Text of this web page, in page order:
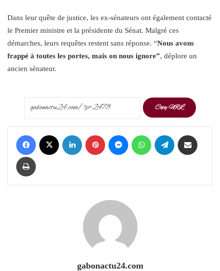
Dans leur quête de justice, les ex-sénateurs ont également contacté
le Premier ministre et la présidente du Sénat. Malgré ces
démarches, leurs requêtes restent sans réponse. “Nous avons
frappé à toutes les portes, mais on nous ignore”, déplore un
ancien sénateur.
Copy URL
Facebook LinkedIn Pinterest Messenger WhatsApp Telegram
Print
gabonactu24.com